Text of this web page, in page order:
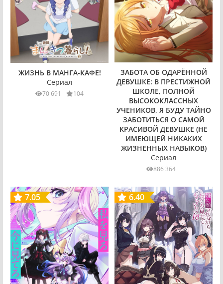
ЖИЗНЬ В МАНГА-КАФЕ!
Сериал
70 691 104
ЗАБОТА ОБ ОДАРЁННОЙ
ДЕВУШКЕ: В ПРЕСТИЖНОЙ
ШКОЛЕ, ПОЛНОЙ
ВЫСОКОКЛАССНЫХ
УЧЕНИКОВ, Я БУДУ ТАЙНО
ЗАБОТИТЬСЯ О САМОЙ
КРАСИВОЙ ДЕВУШКЕ (НЕ
ИМЕЮЩЕЙ НИКАКИХ
ЖИЗНЕННЫХ НАВЫКОВ)
Сериал
886 364
7.05 6.40